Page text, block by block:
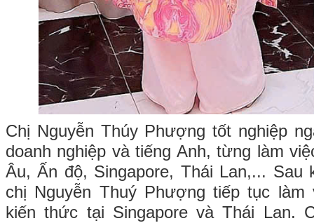
Chị Nguyễn Thúy Phượng tốt nghiệp
doanh nghiệp và tiếng Anh, từng làm
Âu, Ấn độ, Singapore, Thái Lan,... Sau
chị Nguyễn Thuý Phượng tiếp tục
kiến thức tại Singapore và Thái Lan.